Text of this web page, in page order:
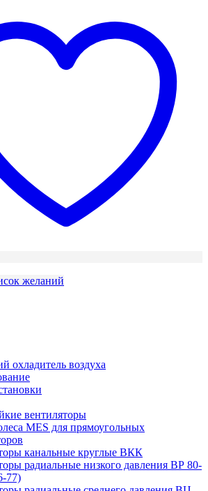
желаний
охладитель воздуха
вентиляторы
MES для прямоугольных
канальные круглые ВКК
радиальные низкого давления ВР 80-
77)